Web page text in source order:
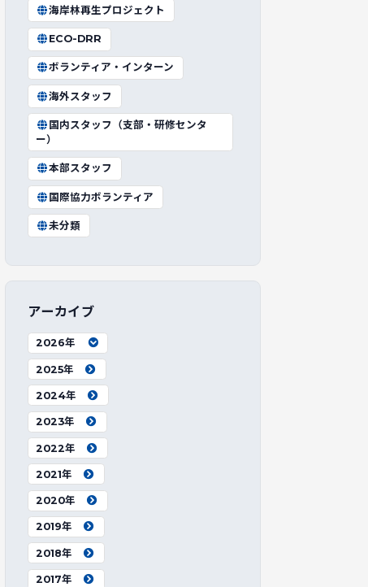
海岸林再生プロジェクト
ECO-DRR
ボランティア・インターン
海外スタッフ
国内スタッフ（支部・研修センタ
ー）
本部スタッフ
国際協力ボランティア
未分類
アーカイブ
2026年
2025年
2024年
2023年
2022年
2021年
2020年
2019年
2018年
2017年